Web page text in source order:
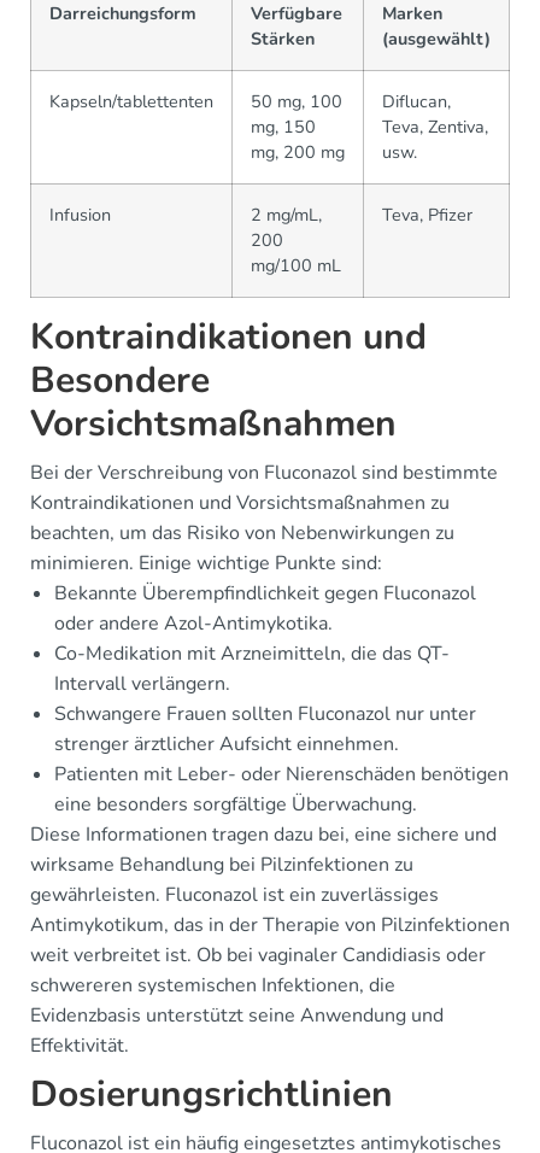
Darreichungsform
Verfügbare
Stärken
Marken
(ausgewählt)
Kapseln/tablettenten
50 mg, 100
mg, 150
mg, 200 mg
Diflucan,
Teva, Zentiva,
usw.
Infusion
2 mg/mL,
200
mg/100 mL
Teva, Pfizer
Kontraindikationen und
Besondere
Vorsichtsmaßnahmen
Bei der Verschreibung von Fluconazol sind bestimmte
Kontraindikationen und Vorsichtsmaßnahmen zu
beachten, um das Risiko von Nebenwirkungen zu
minimieren. Einige wichtige Punkte sind:
Bekannte Überempfindlichkeit gegen Fluconazol
oder andere Azol-Antimykotika.
Co-Medikation mit Arzneimitteln, die das QT-
Intervall verlängern.
Schwangere Frauen sollten Fluconazol nur unter
strenger ärztlicher Aufsicht einnehmen.
Patienten mit Leber- oder Nierenschäden benötigen
eine besonders sorgfältige Überwachung.
Diese Informationen tragen dazu bei, eine sichere und
wirksame Behandlung bei Pilzinfektionen zu
gewährleisten. Fluconazol ist ein zuverlässiges
Antimykotikum, das in der Therapie von Pilzinfektionen
weit verbreitet ist. Ob bei vaginaler Candidiasis oder
schwereren systemischen Infektionen, die
Evidenzbasis unterstützt seine Anwendung und
Effektivität.
Dosierungsrichtlinien
Fluconazol ist ein häufig eingesetztes antimykotisches